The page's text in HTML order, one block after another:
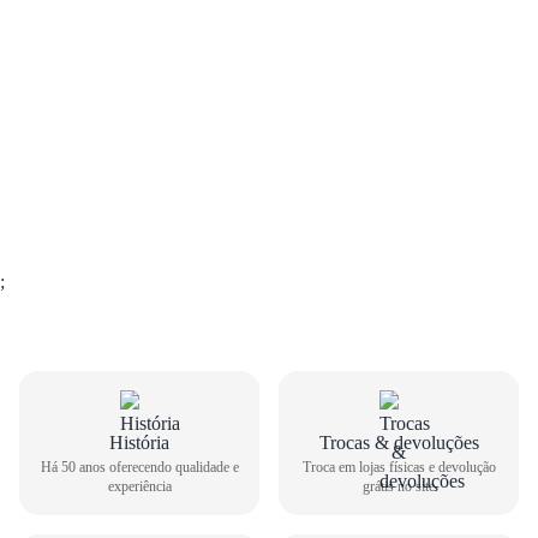
GUIA DE TAMANHOS
Sapatênis Infantil Molekinho Masculino Fechamento com
;
História
Há 50 anos oferecendo qualidade e
experiência
Trocas & devoluções
Troca em lojas físicas e devolução
grátis no site